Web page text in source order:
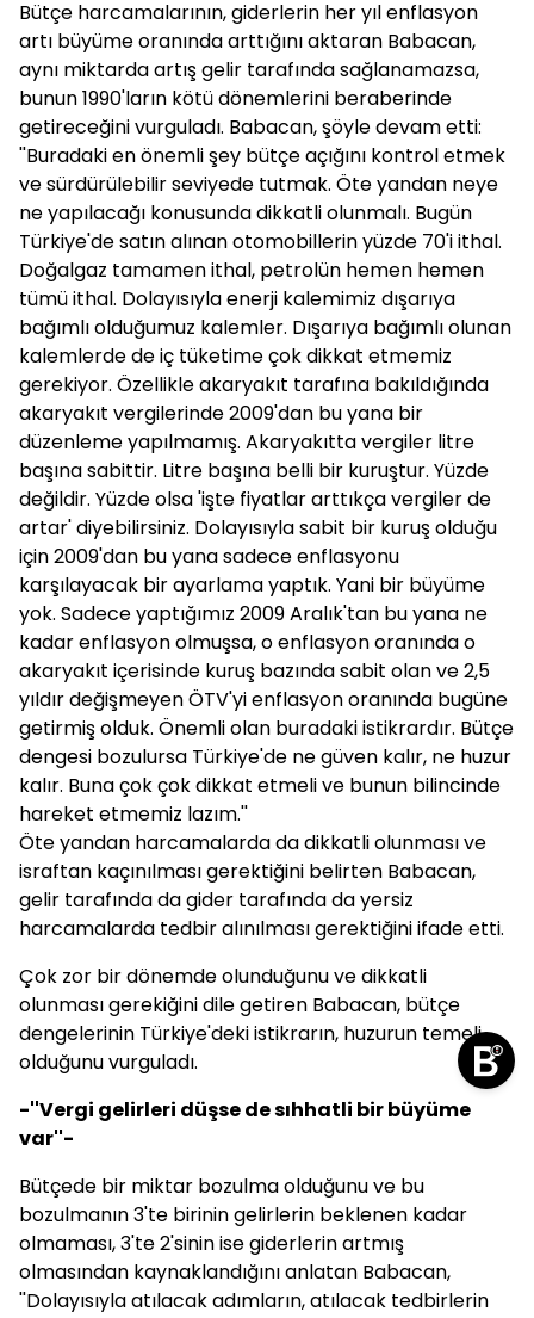
Bütçe harcamalarının, giderlerin her yıl enflasyon
artı büyüme oranında arttığını aktaran Babacan,
aynı miktarda artış gelir tarafında sağlanamazsa,
bunun 1990'ların kötü dönemlerini beraberinde
getireceğini vurguladı. Babacan, şöyle devam etti:
''Buradaki en önemli şey bütçe açığını kontrol etmek
ve sürdürülebilir seviyede tutmak. Öte yandan neye
ne yapılacağı konusunda dikkatli olunmalı. Bugün
Türkiye'de satın alınan otomobillerin yüzde 70'i ithal.
Doğalgaz tamamen ithal, petrolün hemen hemen
tümü ithal. Dolayısıyla enerji kalemimiz dışarıya
bağımlı olduğumuz kalemler. Dışarıya bağımlı olunan
kalemlerde de iç tüketime çok dikkat etmemiz
gerekiyor. Özellikle akaryakıt tarafına bakıldığında
akaryakıt vergilerinde 2009'dan bu yana bir
düzenleme yapılmamış. Akaryakıtta vergiler litre
başına sabittir. Litre başına belli bir kuruştur. Yüzde
değildir. Yüzde olsa 'işte fiyatlar arttıkça vergiler de
artar' diyebilirsiniz. Dolayısıyla sabit bir kuruş olduğu
için 2009'dan bu yana sadece enflasyonu
karşılayacak bir ayarlama yaptık. Yani bir büyüme
yok. Sadece yaptığımız 2009 Aralık'tan bu yana ne
kadar enflasyon olmuşsa, o enflasyon oranında o
akaryakıt içerisinde kuruş bazında sabit olan ve 2,5
yıldır değişmeyen ÖTV'yi enflasyon oranında bugüne
getirmiş olduk. Önemli olan buradaki istikrardır. Bütçe
dengesi bozulursa Türkiye'de ne güven kalır, ne huzur
kalır. Buna çok çok dikkat etmeli ve bunun bilincinde
hareket etmemiz lazım.''
Öte yandan harcamalarda da dikkatli olunması ve
israftan kaçınılması gerektiğini belirten Babacan,
gelir tarafında da gider tarafında da yersiz
harcamalarda tedbir alınılması gerektiğini ifade etti.
Çok zor bir dönemde olunduğunu ve dikkatli
olunması gerekiğini dile getiren Babacan, bütçe
dengelerinin Türkiye'deki istikrarın, huzurun temeli
olduğunu vurguladı.
-''Vergi gelirleri düşse de sıhhatli bir büyüme
var''-
Bütçede bir miktar bozulma olduğunu ve bu
bozulmanın 3'te birinin gelirlerin beklenen kadar
olmaması, 3'te 2'sinin ise giderlerin artmış
olmasından kaynaklandığını anlatan Babacan,
''Dolayısıyla atılacak adımların, atılacak tedbirlerin